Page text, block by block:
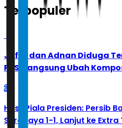
Terpopuler
Jafar dan Adnan Diduga
PBSI Langsung Ubah
2
Hasil Piala Presiden: Persib
Surabaya 1-1, Lanjut ke Extra